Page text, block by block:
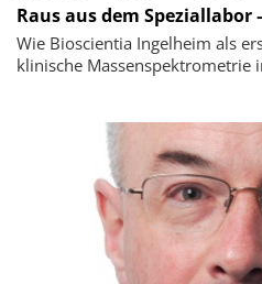
Raus aus dem
Wie Bioscientia Ingelheim als
klinische Massenspektrometrie